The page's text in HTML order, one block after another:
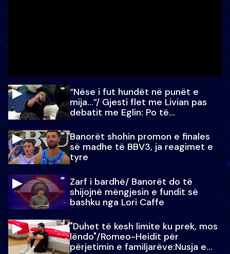
“Nëse i fut hundët në punët e
mija…”/ Gjesti flet me Livian pas
debatit me Eglin: Po të
Banorët shohin promon e finales
së madhe të BBV3, ja reagimet e
tyre
Zarf i bardhë/ Banorët do të
shijojnë mëngjesin e fundit së
bashku nga Lori Caffe
"Duhet të kesh limite ku prek, mos
lëndo"/Romeo-Heidit për
përjetimin e familjarëve:Nusja e